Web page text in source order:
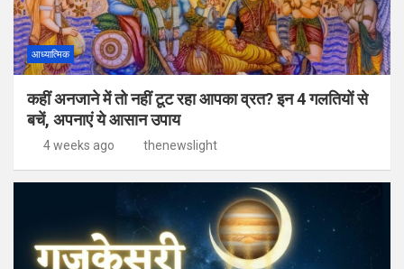
आध्यात्मिक
कहीं अनजाने में तो नहीं टूट रहा आपका व्रत? इन 4 गलतियों से
बचें, अपनाएं ये आसान उपाय
4 weeks ago thenewslight